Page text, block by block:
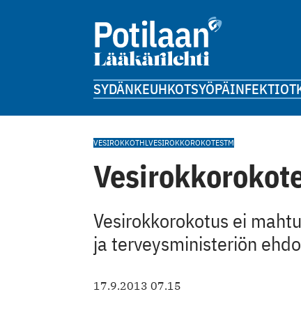
SYDÄNKEUHKOTSYÖPÄINFEKTIOT
VESIROKKOTHL VESIROKKOROKOTESTM
Vesirokkorokotus ei
ja terveysministeriön
17.9.2013 07.15